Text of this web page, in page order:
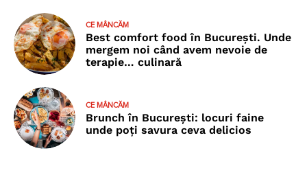
CE MÂNCĂM
Best comfort food în București. Unde
mergem noi când avem nevoie de
terapie… culinară
CE MÂNCĂM
Brunch în București: locuri faine
unde poţi savura ceva delicios